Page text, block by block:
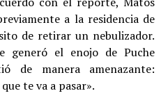
a la residencia de
de retirar un nebulizador.
generó el enojo de Puche
de manera amenazante:
te va a pasar».